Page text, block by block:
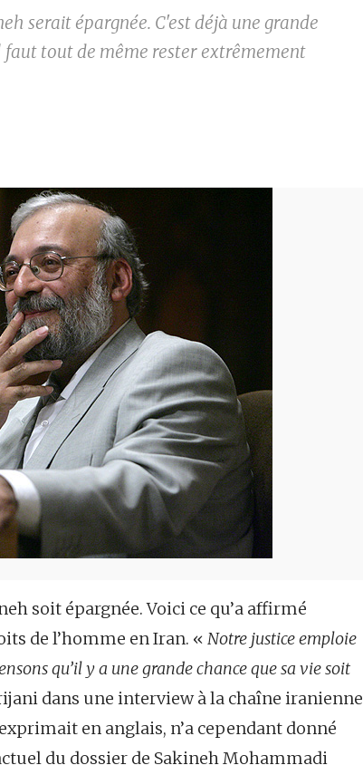
serait épargnée. C'est déjà une grande
tout de même rester extrêmement
soit épargnée. Voici ce qu’a affirmé
de l’homme en Iran. « Notre justice emploie
qu’il y a une grande chance que sa vie soit
dans une interview à la chaîne iranienne
en anglais, n’a cependant donné
du dossier de Sakineh Mohammadi